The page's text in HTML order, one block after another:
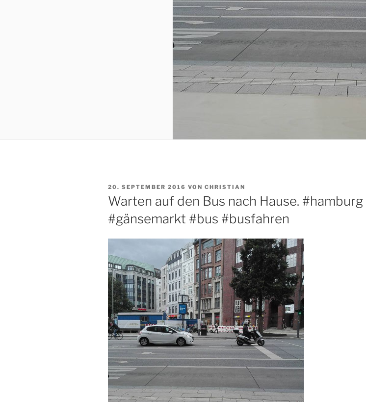
VERÖFFENTLICHT
AM
20. SEPTEMBER 2016 VON CHRISTIAN
Warten auf den Bus nach Hause. #hamburg
#gänsemarkt #bus #busfahren